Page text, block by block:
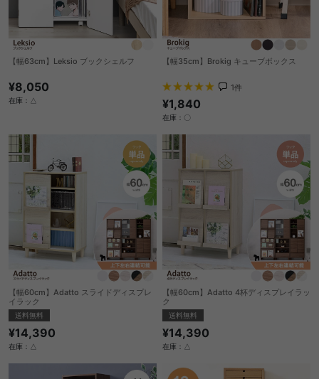
【幅63cm】Leksio ブックシェルフ
¥8,050
在庫：△
【幅35cm】Brokig キューブボックス
1件
¥1,840
在庫：〇
【幅60cm】Adatto スライドディスプレ
イラック
送料無料
¥14,390
在庫：△
【幅60cm】Adatto 4杯ディスプレイラッ
ク
送料無料
¥14,390
在庫：△